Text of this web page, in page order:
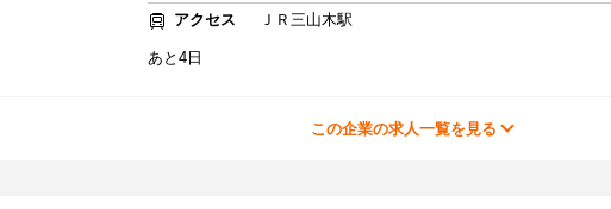
アクセス
ＪＲ三山木駅
あと4日
この企業の求人一覧を見る